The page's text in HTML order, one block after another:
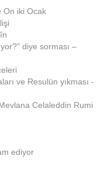
On iki Ocak
diye sorması –
ve Resulün yıkması -
Celaleddin Rumi
ediyor